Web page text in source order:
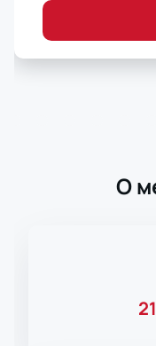
О